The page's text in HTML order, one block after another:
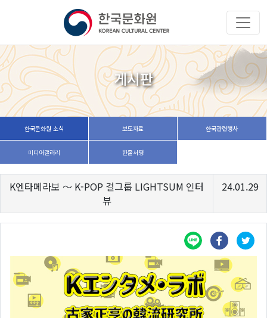
게시판
한국문화원 소식 보도자료 한국관련행사
미디어갤러리 한줄서평
K엔타메라보 ～ K-POP 걸그룹 LIGHTSUM 인터
뷰
24.01.29